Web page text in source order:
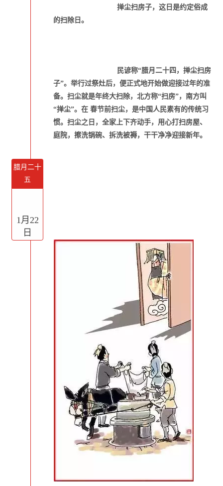
掸尘扫房子，这日是约定俗成
的扫除日。
民谚称“腊月二十四，掸尘扫房
子”。举行过祭灶后，便正式地开始做迎接过年的准
备。扫尘就是年终大扫除，北方称“扫房”，南方叫
“掸尘”。在 春节前扫尘，是中国人民素有的传统习
惯。扫尘之日，全家上下齐动手，用心打扫房屋、
庭院，擦洗锅碗、拆洗被褥，干干净净迎接新年。
腊月二十
五
1月22
日